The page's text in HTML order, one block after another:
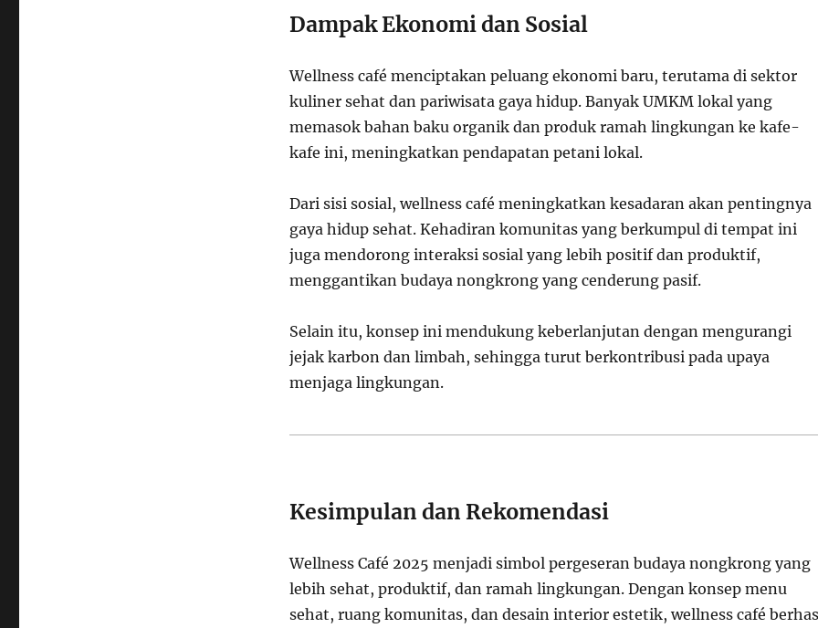
Dampak Ekonomi dan Sosial
Wellness café menciptakan peluang ekonomi baru, terutama di sektor
kuliner sehat dan pariwisata gaya hidup. Banyak UMKM lokal yang
memasok bahan baku organik dan produk ramah lingkungan ke kafe-
kafe ini, meningkatkan pendapatan petani lokal.
Dari sisi sosial, wellness café meningkatkan kesadaran akan pentingnya
gaya hidup sehat. Kehadiran komunitas yang berkumpul di tempat ini
juga mendorong interaksi sosial yang lebih positif dan produktif,
menggantikan budaya nongkrong yang cenderung pasif.
Selain itu, konsep ini mendukung keberlanjutan dengan mengurangi
jejak karbon dan limbah, sehingga turut berkontribusi pada upaya
menjaga lingkungan.
Kesimpulan dan Rekomendasi
Wellness Café 2025 menjadi simbol pergeseran budaya nongkrong yang
lebih sehat, produktif, dan ramah lingkungan. Dengan konsep menu
sehat, ruang komunitas, dan desain interior estetik, wellness café